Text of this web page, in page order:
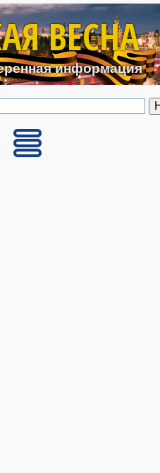
Перейти к основному
ВЕСНА
информация